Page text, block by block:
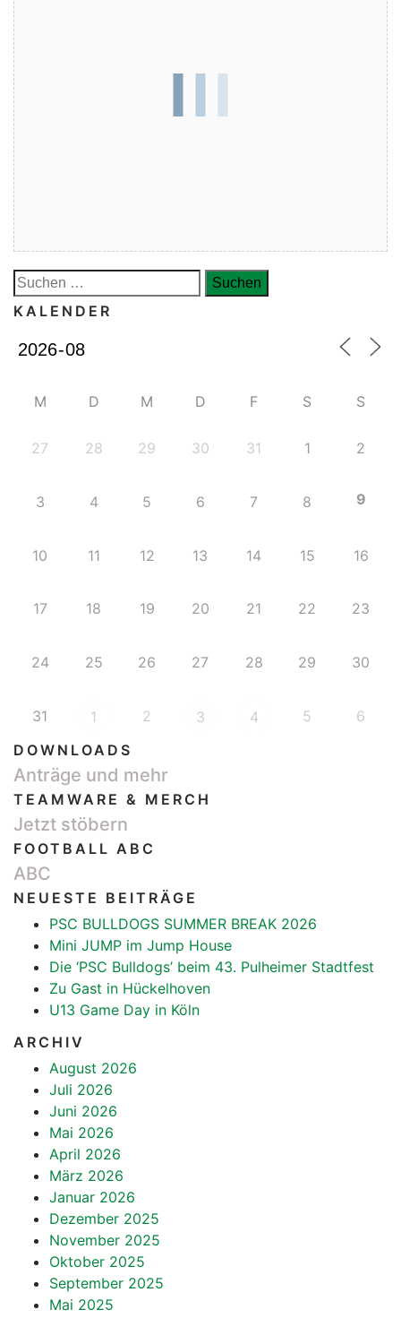
Suche
nach:
KALENDER
M D M D F S S
27 28 29 30 31 1 2
3 4 5 6 7 8 9
10 11 12 13 14 15 16
17 18 19 20 21 22 23
24 25 26 27 28 29 30
31 1 2 3 4 5
6
DOWNLOADS
Anträge und mehr
TEAMWARE & MERCH
Jetzt stöbern
FOOTBALL ABC
ABC
NEUESTE BEITRÄGE
PSC BULLDOGS SUMMER BREAK 2026
Mini JUMP im Jump House
Die ‘PSC Bulldogs’ beim 43. Pulheimer Stadtfest
Zu Gast in Hückelhoven
U13 Game Day in Köln
ARCHIV
August 2026
Juli 2026
Juni 2026
Mai 2026
April 2026
März 2026
Januar 2026
Dezember 2025
November 2025
Oktober 2025
September 2025
Mai 2025